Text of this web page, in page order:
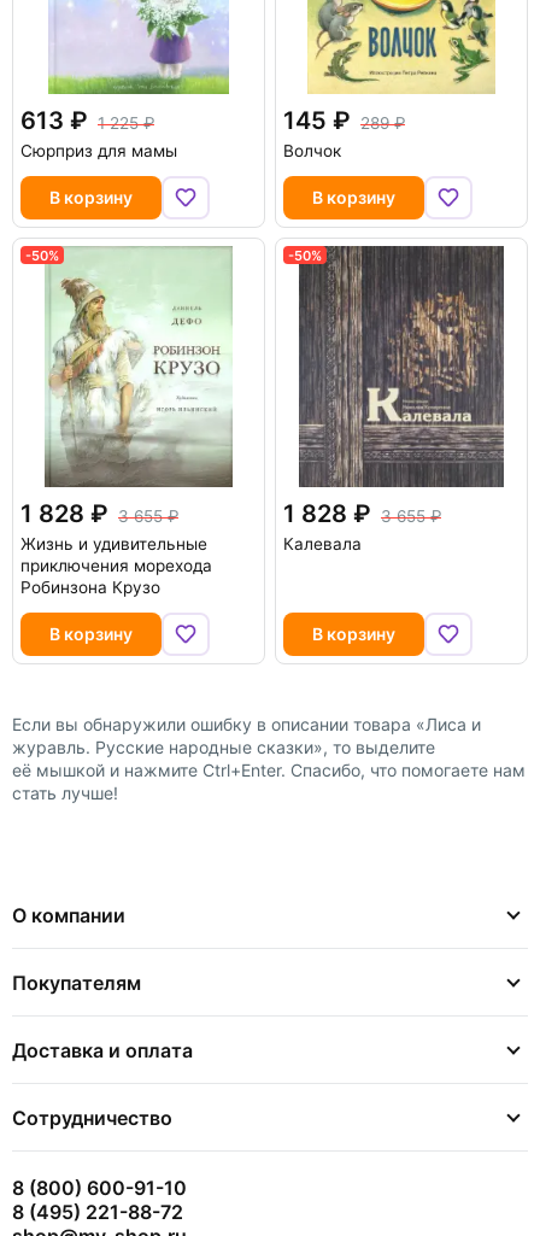
613
1 225
Сюрприз для мамы
В корзину
145
289
Волчок
В корзину
-50%
1 828
3 655
Жизнь и удивительные
приключения морехода
Робинзона Крузо
В корзину
-50%
1 828
3 655
Калевала
В корзину
-50%
226
452
Развивающий плакат-игра
"Домашние животные"
Александрович
-50%
59
118
-50%